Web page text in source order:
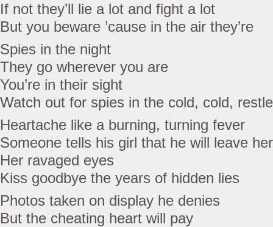
If not they’ll lie a lot and fight a lot
But you beware ’cause in the air they’re
Spies in the night
They go wherever you are
You’re in their sight
Watch out for spies in the cold, cold,
Heartache like a burning, turning fever
Someone tells his girl that he will leave her
Her ravaged eyes
Kiss goodbye the years of hidden lies
Photos taken on display he denies
But the cheating heart will pay